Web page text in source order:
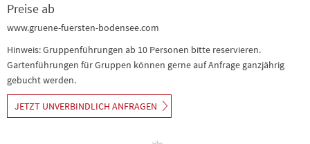
Preise ab
www.gruene-fuersten-bodensee.com
Hinweis: Gruppenführungen ab 10 Personen bitte reservieren.
Gartenführungen für Gruppen können gerne auf Anfrage ganzjährig
gebucht werden.
JETZT UNVERBINDLICH ANFRAGEN